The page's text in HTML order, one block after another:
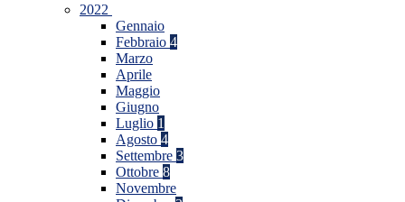
2022
Gennaio
Febbraio 4
Marzo
Aprile
Maggio
Giugno
Luglio 1
Agosto 4
Settembre 3
Ottobre 8
Novembre